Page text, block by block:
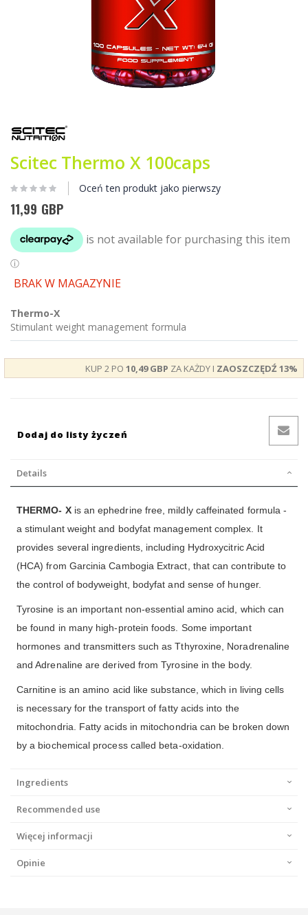
początek
Scitec Thermo X 100caps
Oceń ten produkt jako pierwszy
11,99 GBP
BRAK W MAGAZYNIE
Thermo-X
Stimulant weight management formula
KUP 2 PO 10,49 GBP ZA KAŻDY I ZAOSZCZĘDŹ13%
Dodaj do listy życzeń
Details
THERMO- Xis an ephedrine free, mildly caffeinated formula -
a stimulant weight and bodyfat management complex. It
provides several ingredients, including Hydroxycitric Acid
(HCA) from Garcinia Cambogia Extract, that can contribute to
the control of bodyweight, bodyfat and sense of hunger.
Tyrosine is an important non-essential amino acid, which can
be found in many high-protein foods. Some important
hormones and transmitters such as Tthyroxine, Noradrenaline
and Adrenaline are derived from Tyrosine in the body.
Carnitine is an amino acid like substance, which in living cells
is necessary for the transport of fatty acids into the
mitochondria. Fatty acids in mitochondria can be broken down
by a biochemical process called beta-oxidation.
Ingredients
Recommended use
Więcej informacji
Opinie